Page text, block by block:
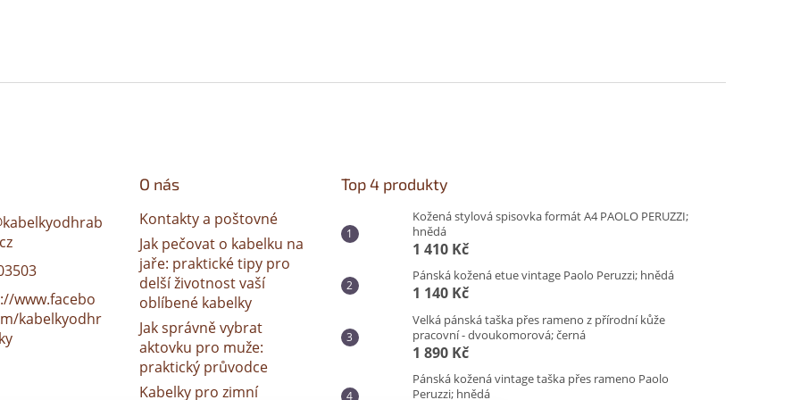
kabelkyodhrab
www.facebo
kabelkyodhr
O nás
Kontakty a poštovné
Jak pečovat o kabelku na
jaře: praktické tipy pro
delší životnost vaší
oblíbené kabelky
Jak správně vybrat
aktovku pro muže:
praktický průvodce
Kabelky pro zimní
Top 4 produkty
Kožená stylová spisovka formát A4 PAOLO PERUZZI;
hnědá
1 410 Kč
Pánská kožená etue vintage Paolo Peruzzi; hnědá
1 140 Kč
Velká pánská taška přes rameno z přírodní kůže
pracovní - dvoukomorová; černá
1 890 Kč
Pánská kožená vintage taška přes rameno Paolo
Peruzzi; hnědá